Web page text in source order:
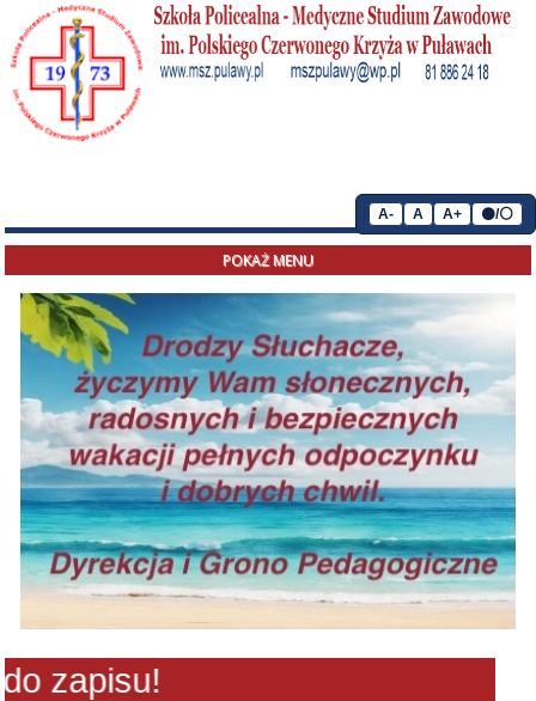
POKAŻ MENU
zapisu!
A- A A+ ⚫/⚪